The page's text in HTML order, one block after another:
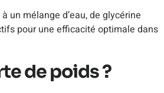
un mélange d’eau, de glycérine
pour une efficacité optimale dans
de poids ?